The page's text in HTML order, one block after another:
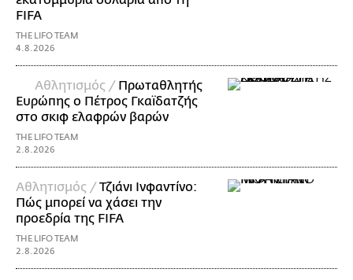
FIFA
THE LIFO TEAM
4.8.2026
Αθλητισμός / Πρωταθλητής
Ευρώπης ο Πέτρος Γκαϊδατζής
στο σκιφ ελαφρών βαρών
THE LIFO TEAM
2.8.2026
Αθλητισμός /Τζιάνι Ινφαντίνο:
Πώς μπορεί να χάσει την
προεδρία της FIFA
THE LIFO TEAM
2.8.2026